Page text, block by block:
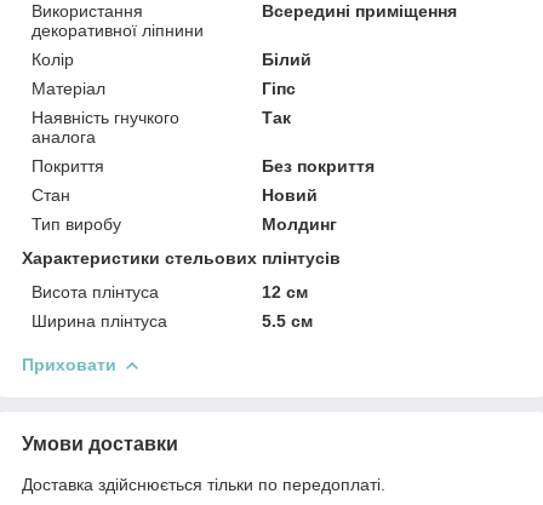
Використання
декоративної ліпнини
Всередині приміщення
Колір
Білий
Матеріал
Гіпс
Наявність гнучкого
аналога
Так
Покриття
Без покриття
Стан
Новий
Тип виробу
Молдинг
Характеристики стельових плінтусів
Висота плінтуса
12 см
Ширина плінтуса
5.5 см
Приховати
Умови доставки
Доставка здійснюється тільки по передоплаті.